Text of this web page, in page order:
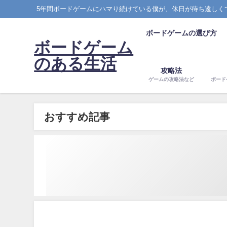
5年間ボードゲームにハマり続けている僕が、休日が待ち遠し
ボードゲーム
のある生活
ボードゲームの選び方
攻略法
ゲームの攻略法など ボー
おすすめ記事